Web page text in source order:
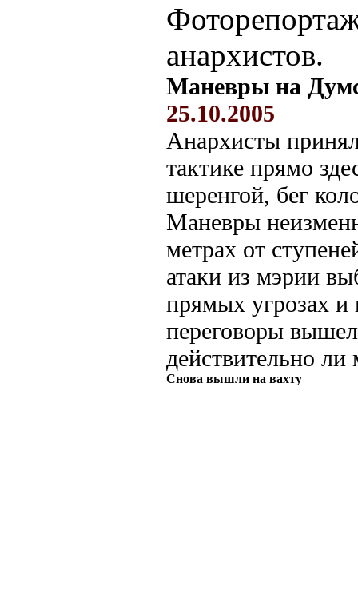
анархистов.
Маневры на
25.10.2005
Анархисты
тактике прямо
шеренгой, бег
Маневры
метрах от
атаки из мэрии
прямых угрозах и
переговоры
действительно
Снова вышли на вахту